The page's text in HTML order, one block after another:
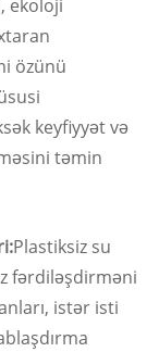
ekoloji
özünü
keyfiyyət və
təmin
Plastiksiz su
fərdiləşdirməni
istər isti